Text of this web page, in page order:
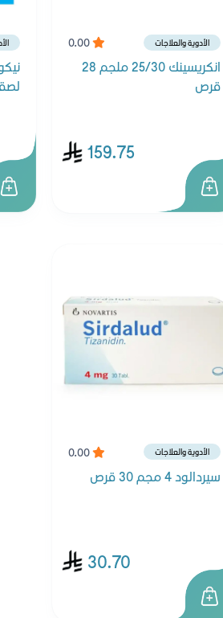
0.00 الأدوية والعلاجات
انكريسينك 25/30 ملجم 28
قرص
159.75
0.00 الأدوية والعلاجات
سيردالود 4 مجم 30 قرص
30.70